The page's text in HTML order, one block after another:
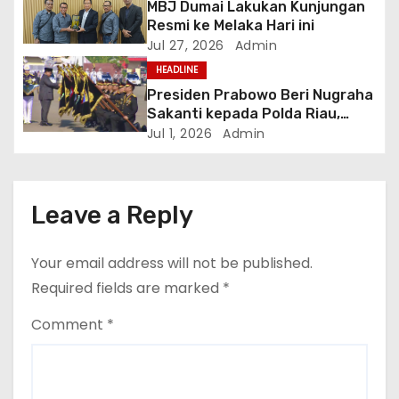
i
o
n
MBJ Dumai Lakukan Kunjungan
Resmi ke Melaka Hari ini
Jul 27, 2026 Admin
HEADLINE
Presiden Prabowo Beri Nugraha
Sakanti kepada Polda Riau,
Kapolda: Penghargaan Ini Milik
Jul 1, 2026 Admin
Leave a Reply
Your email address will not be published.
Required fields are marked *
Comment *